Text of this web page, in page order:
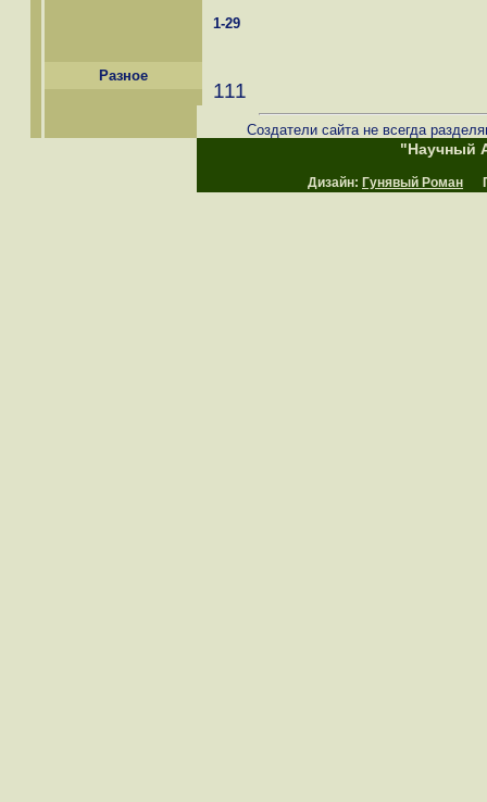
Разное
1-29
111
Создатели сайта не всегда
"Научный
Дизайн: Гунявый Роман